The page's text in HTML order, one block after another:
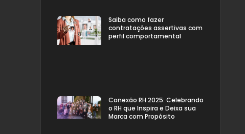
Saiba como fazer
contratações assertivas com
perfil comportamental
Conexão RH 2025: Celebrando
o RH que Inspira e Deixa sua
Marca com Propósito